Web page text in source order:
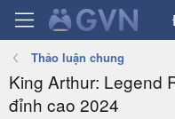
Thảo luận chung
King Arthur: Legend
đỉnh cao 2024